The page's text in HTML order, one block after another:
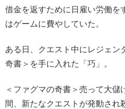
借金を返すために日雇い労働を
はゲームに費やしていた。
ある日、クエスト中にレジェン
奇書＞を手に入れた「巧」。
＜ファグマの奇書＞売って大儲
間、新たなクエストが発動さ